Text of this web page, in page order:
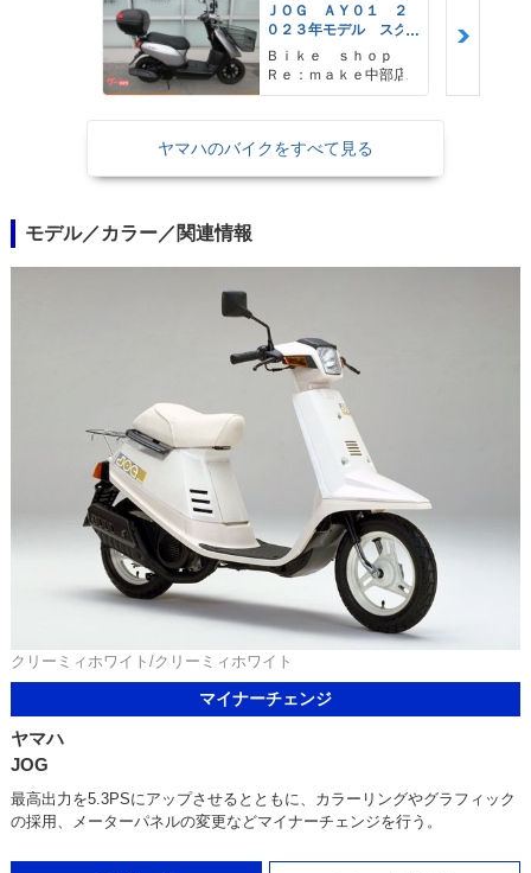
ＪＯＧ ＡＹ０１ ２
０２３年モデル スク
リーン リアボック
ス フロントバスケッ
Ｂｉｋｅ ｓｈｏｐ
Ｒｅ：ｍａｋｅ中部店
ヤマハのバイクをすべて見る
モデル／カラー／関連情報
クリーミィホワイト/クリーミィホワイト
マイナーチェンジ
ヤマハ
JOG
最高出力を5.3PSにアップさせるとともに、カラーリングやグラフィック
の採用、メーターパネルの変更などマイナーチェンジを行う。